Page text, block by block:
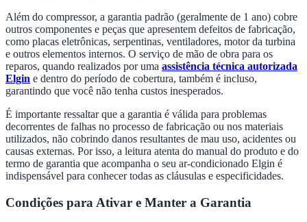
Além do compressor, a garantia padrão (geralmente de 1 ano) cobre
outros componentes e peças que apresentem defeitos de fabricação,
como placas eletrônicas, serpentinas, ventiladores, motor da turbina
e outros elementos internos. O serviço de mão de obra para os
reparos, quando realizados por uma assistência técnica autorizada
Elgin e dentro do período de cobertura, também é incluso,
garantindo que você não tenha custos inesperados.
É importante ressaltar que a garantia é válida para problemas
decorrentes de falhas no processo de fabricação ou nos materiais
utilizados, não cobrindo danos resultantes de mau uso, acidentes ou
causas externas. Por isso, a leitura atenta do manual do produto e do
termo de garantia que acompanha o seu ar-condicionado Elgin é
indispensável para conhecer todas as cláusulas e especificidades.
Condições para Ativar e Manter a Garantia